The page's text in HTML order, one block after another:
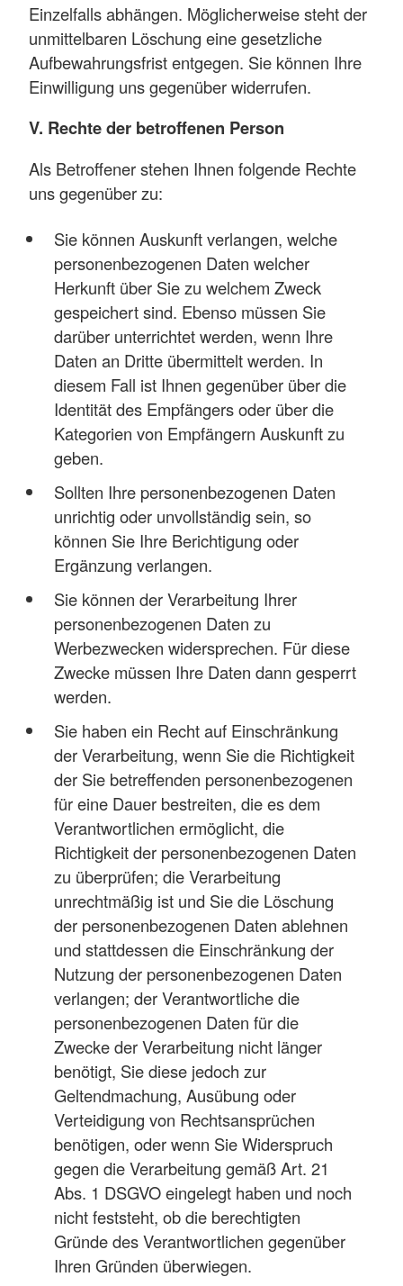
Einzelfalls abhängen. Möglicherweise steht der
unmittelbaren Löschung eine gesetzliche
Aufbewahrungsfrist entgegen. Sie können Ihre
Einwilligung uns gegenüber widerrufen.
V. Rechte der betroffenen Person
Als Betroffener stehen Ihnen folgende Rechte
uns gegenüber zu:
Sie können Auskunft verlangen, welche
personenbezogenen Daten welcher
Herkunft über Sie zu welchem Zweck
gespeichert sind. Ebenso müssen Sie
darüber unterrichtet werden, wenn Ihre
Daten an Dritte übermittelt werden. In
diesem Fall ist Ihnen gegenüber über die
Identität des Empfängers oder über die
Kategorien von Empfängern Auskunft zu
geben.
Sollten Ihre personenbezogenen Daten
unrichtig oder unvollständig sein, so
können Sie Ihre Berichtigung oder
Ergänzung verlangen.
Sie können der Verarbeitung Ihrer
personenbezogenen Daten zu
Werbezwecken widersprechen. Für diese
Zwecke müssen Ihre Daten dann gesperrt
werden.
Sie haben ein Recht auf Einschränkung
der Verarbeitung, wenn Sie die Richtigkeit
der Sie betreffenden personenbezogenen
für eine Dauer bestreiten, die es dem
Verantwortlichen ermöglicht, die
Richtigkeit der personenbezogenen Daten
zu überprüfen; die Verarbeitung
unrechtmäßig ist und Sie die Löschung
der personenbezogenen Daten ablehnen
und stattdessen die Einschränkung der
Nutzung der personenbezogenen Daten
verlangen; der Verantwortliche die
personenbezogenen Daten für die
Zwecke der Verarbeitung nicht länger
benötigt, Sie diese jedoch zur
Geltendmachung, Ausübung oder
Verteidigung von Rechtsansprüchen
benötigen, oder wenn Sie Widerspruch
gegen die Verarbeitung gemäß Art. 21
Abs. 1 DSGVO eingelegt haben und noch
nicht feststeht, ob die berechtigten
Gründe des Verantwortlichen gegenüber
Ihren Gründen überwiegen.